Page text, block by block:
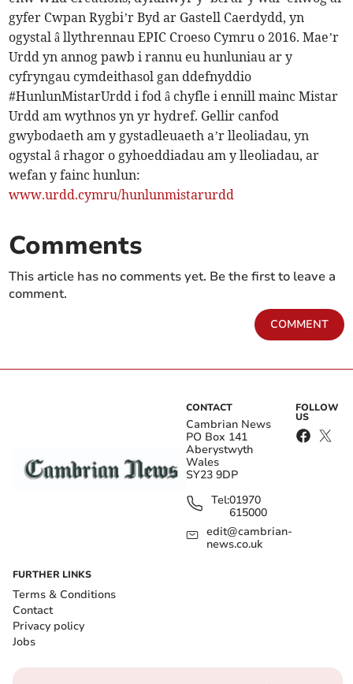
gyfer Cwpan Rygbi’r Byd ar Gastell Caerdydd, yn
ogystal â llythrennau EPIC Croeso Cymru o 2016. Mae’r
Urdd yn annog pawb i rannu eu hunluniau ar y
cyfryngau cymdeithasol gan ddefnyddio
#HunlunMistarUrdd i fod â chyfle i ennill mainc Mistar
Urdd am wythnos yn yr hydref. Gellir canfod
gwybodaeth am y gystadleuaeth a’r lleoliadau, yn
ogystal â rhagor o gyhoeddiadau am y lleoliadau, ar
wefan y fainc hunlun:
www.urdd.cymru/hunlunmistarurdd
Comments
This article has no comments yet. Be the first to leave a
comment.
COMMENT
CONTACT
Cambrian News
PO Box 141
Aberystwyth
Wales
SY23 9DP
Tel:01970
615000
edit@cambrian-
news.co.uk
FOLLOW
US
FURTHER LINKS
Terms & Conditions
Contact
Privacy policy
Jobs